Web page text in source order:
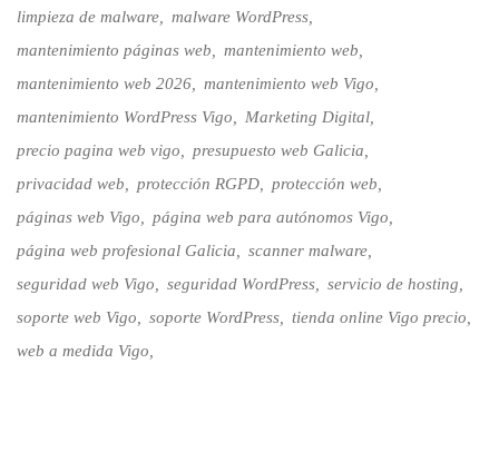
limpieza de malware
malware WordPress
mantenimiento páginas web
mantenimiento web
mantenimiento web 2026
mantenimiento web Vigo
mantenimiento WordPress Vigo
Marketing Digital
precio pagina web vigo
presupuesto web Galicia
privacidad web
protección RGPD
protección web
páginas web Vigo
página web para autónomos Vigo
página web profesional Galicia
scanner malware
seguridad web Vigo
seguridad WordPress
servicio de hosting
soporte web Vigo
soporte WordPress
tienda online Vigo precio
web a medida Vigo